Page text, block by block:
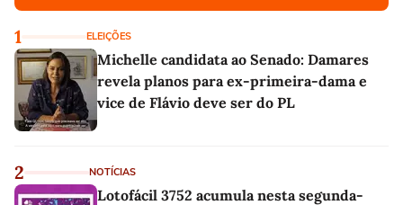
1 ELEIÇÕES
Michelle candidata ao Senado: Damares
revela planos para ex-primeira-dama e
vice de Flávio deve ser do PL
2 NOTÍCIAS
Lotofácil 3752 acumula nesta segunda-